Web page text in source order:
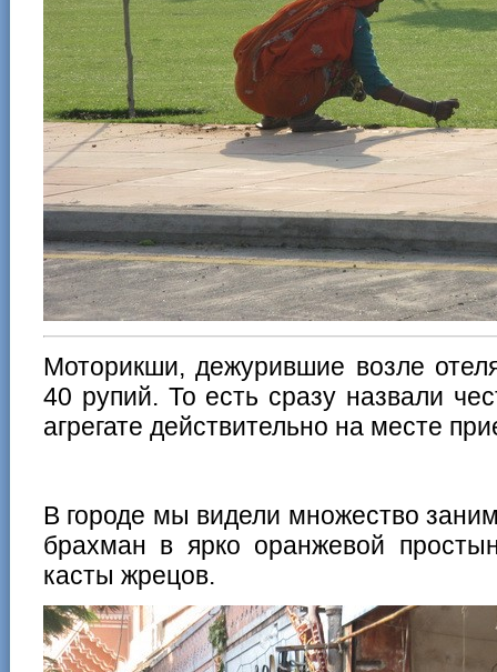
Моторикши, дежурившие возле
40 рупий. То есть сразу назвали
агрегате действительно на месте
В городе мы видели множество
брахман в ярко оранжевой
касты жрецов.